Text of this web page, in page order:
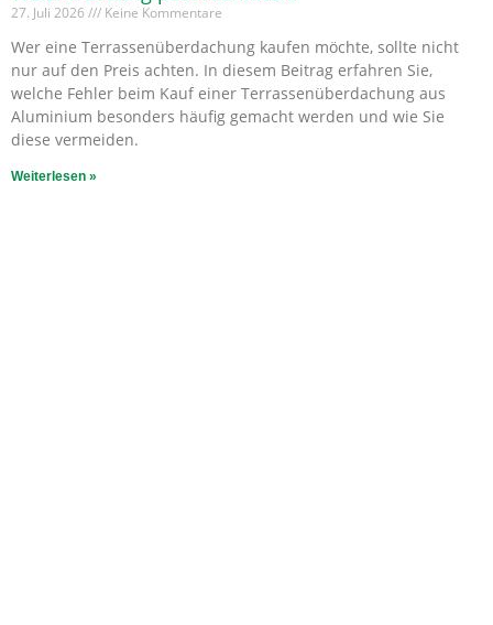
27. Juli 2026 Keine Kommentare
Wer eine Terrassenüberdachung kaufen möchte, sollte nicht
nur auf den Preis achten. In diesem Beitrag erfahren Sie,
welche Fehler beim Kauf einer Terrassenüberdachung aus
Aluminium besonders häufig gemacht werden und wie Sie
diese vermeiden.
Weiterlesen »